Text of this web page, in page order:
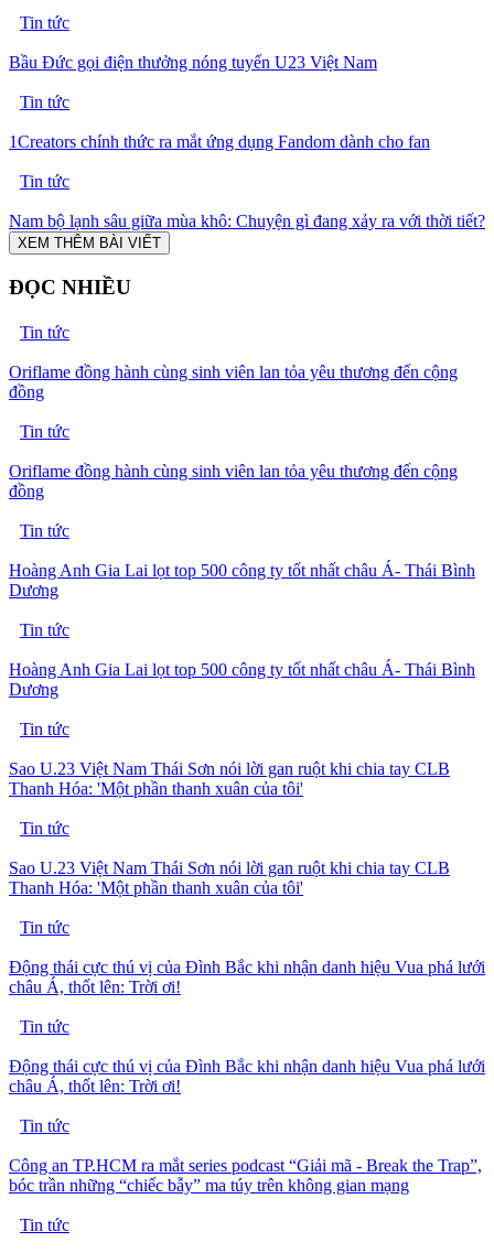
Tin tức
Bầu Đức gọi điện thưởng nóng tuyển U23 Việt Nam
Tin tức
1Creators chính thức ra mắt ứng dụng Fandom dành cho fan
Tin tức
Nam bộ lạnh sâu giữa mùa khô: Chuyện gì đang xảy ra với thời tiết?
XEM THÊM BÀI VIẾT
ĐỌC NHIỀU
Tin tức
Oriflame đồng hành cùng sinh viên lan tỏa yêu thương đến cộng
đồng
Tin tức
Oriflame đồng hành cùng sinh viên lan tỏa yêu thương đến cộng
đồng
Tin tức
Hoàng Anh Gia Lai lọt top 500 công ty tốt nhất châu Á- Thái Bình
Dương
Tin tức
Hoàng Anh Gia Lai lọt top 500 công ty tốt nhất châu Á- Thái Bình
Dương
Tin tức
Sao U.23 Việt Nam Thái Sơn nói lời gan ruột khi chia tay CLB
Thanh Hóa: 'Một phần thanh xuân của tôi'
Tin tức
Sao U.23 Việt Nam Thái Sơn nói lời gan ruột khi chia tay CLB
Thanh Hóa: 'Một phần thanh xuân của tôi'
Tin tức
Động thái cực thú vị của Đình Bắc khi nhận danh hiệu Vua phá lưới
châu Á, thốt lên: Trời ơi!
Tin tức
Động thái cực thú vị của Đình Bắc khi nhận danh hiệu Vua phá lưới
châu Á, thốt lên: Trời ơi!
Tin tức
Công an TP.HCM ra mắt series podcast “Giải mã - Break the Trap”,
bóc trần những “chiếc bẫy” ma túy trên không gian mạng
Tin tức